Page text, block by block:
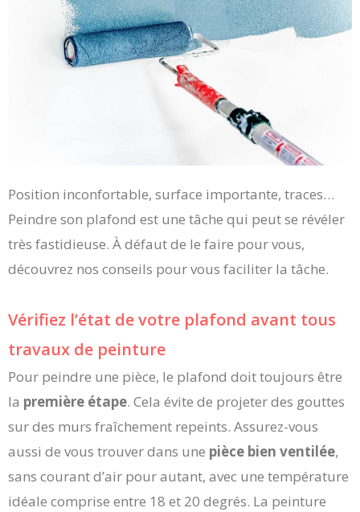
Position inconfortable, surface importante, traces…
Peindre son plafond est une tâche qui peut se révéler
très fastidieuse. À défaut de le faire pour vous,
découvrez nos conseils pour vous faciliter la tâche.
Vérifiez l’état de votre plafond avant tous
travaux de peinture
Pour peindre une pièce, le plafond doit toujours être
la première étape. Cela évite de projeter des gouttes
sur des murs fraîchement repeints. Assurez-vous
aussi de vous trouver dans une pièce bien ventilée,
sans courant d’air pour autant, avec une température
idéale comprise entre 18 et 20 degrés. La peinture